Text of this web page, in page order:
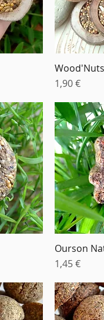
Wood'Nuts
Prix
1,90 €
Ourson
Prix
1,45 €